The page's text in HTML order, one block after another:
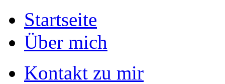
Startseite
Über mich
Kontakt zu mir